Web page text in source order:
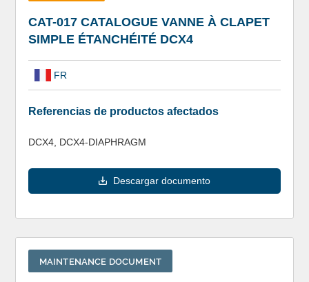
CAT-017 CATALOGUE VANNE À CLAPET
SIMPLE ÉTANCHÉITÉ DCX4
FR
Referencias de productos afectados
DCX4, DCX4-DIAPHRAGM
Descargar documento
MAINTENANCE DOCUMENT